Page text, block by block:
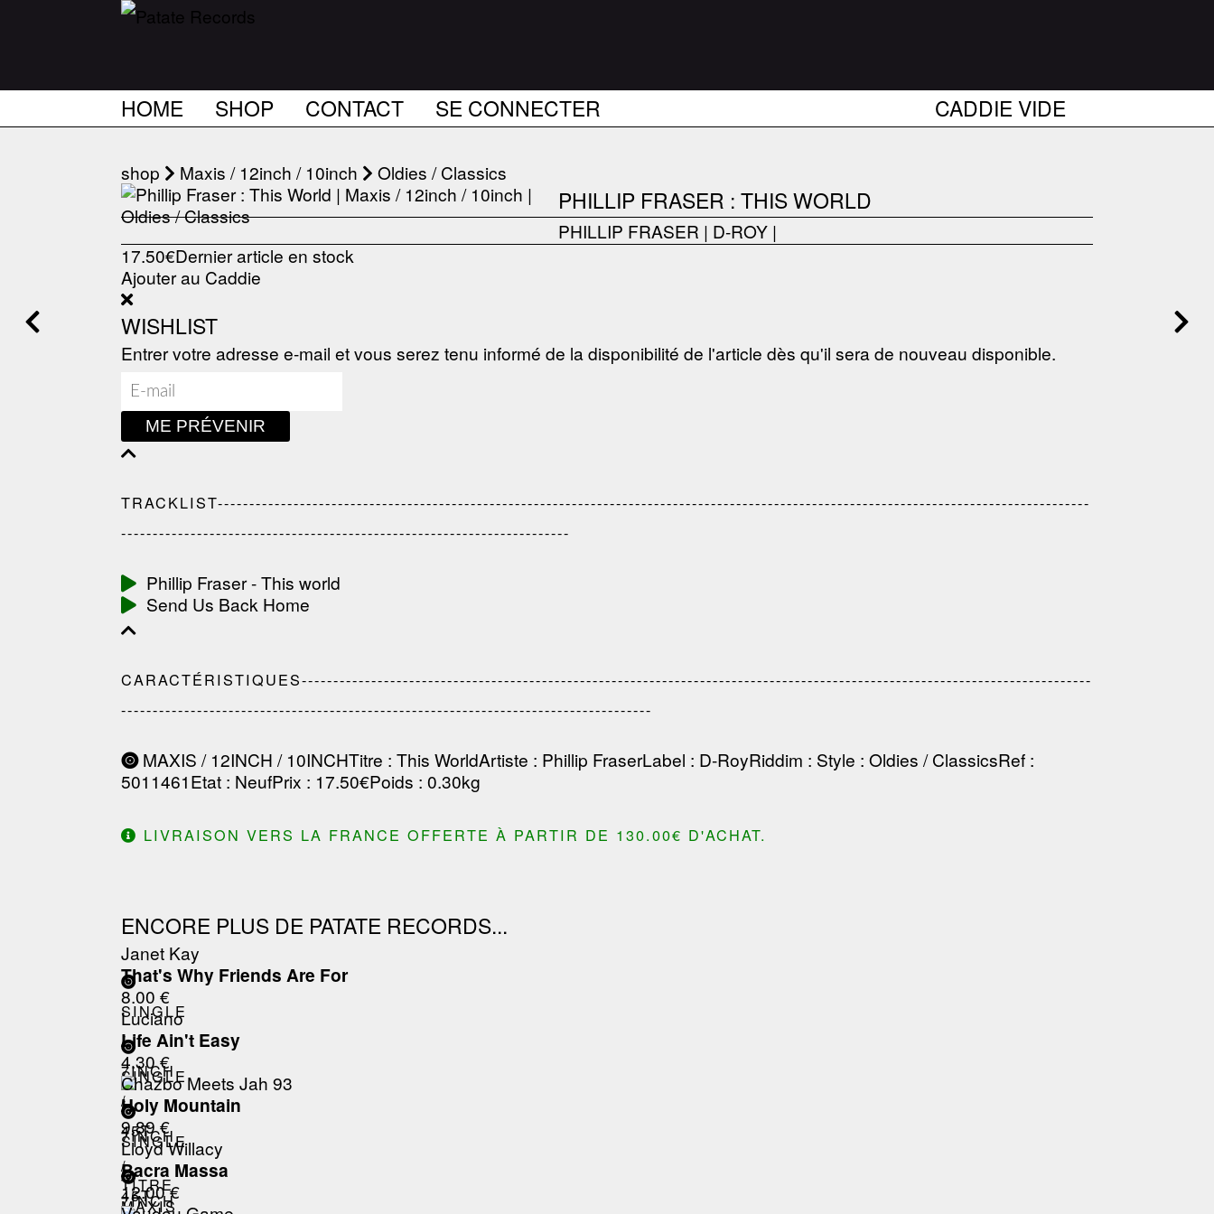
HOME SHOP CONTACT SE CONNECTER CADDIE VIDE
shop Maxis / 12inch / 10inch Oldies / Classics
PHILLIP FRASER : THIS WORLD
PHILLIP FRASER | D-ROY |
17.50€Dernier article en stock
Ajouter au Caddie
WISHLIST
Entrer votre adresse e-mail et vous serez tenu informé de la disponibilité de l'article dès qu'il sera de nouveau disponible.
ME PRÉVENIR
TRACKLIST------------------------------------------------------------------------------------------------------------------------------------------
-----------------------------------------------------------------------
Phillip Fraser - This world
Send Us Back Home
CARACTÉRISTIQUES-----------------------------------------------------------------------------------------------------------------------------
------------------------------------------------------------------------------------
MAXIS / 12INCH / 10INCHTitre : This WorldArtiste : Phillip FraserLabel : D-RoyRiddim : Style : Oldies / ClassicsRef :
5011461Etat : NeufPrix : 17.50€Poids : 0.30kg
LIVRAISON VERS LA FRANCE OFFERTE À PARTIR DE 130.00€ D'ACHAT.
ENCORE PLUS DE PATATE RECORDS...
SINGLE
/
7INCH
/
45T
TITRE
Janet Kay
That's Why Friends Are For
8.00 €
SINGLE
/
7INCH
/
45T
Luciano
Life Ain't Easy
4.30 €
SINGLE
/
7INCH
Chazbo Meets Jah 93
Holy Mountain
9.89 €
MAXIS
Lloyd Willacy
Bacra Massa
12.00 €